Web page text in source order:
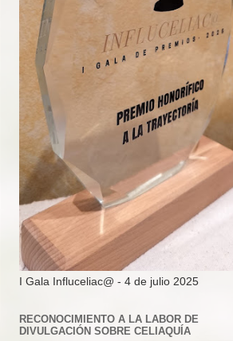
I Gala Influceliac@ - 4 de julio 2025
RECONOCIMIENTO A LA LABOR DE
DIVULGACIÓN SOBRE CELIAQUÍA